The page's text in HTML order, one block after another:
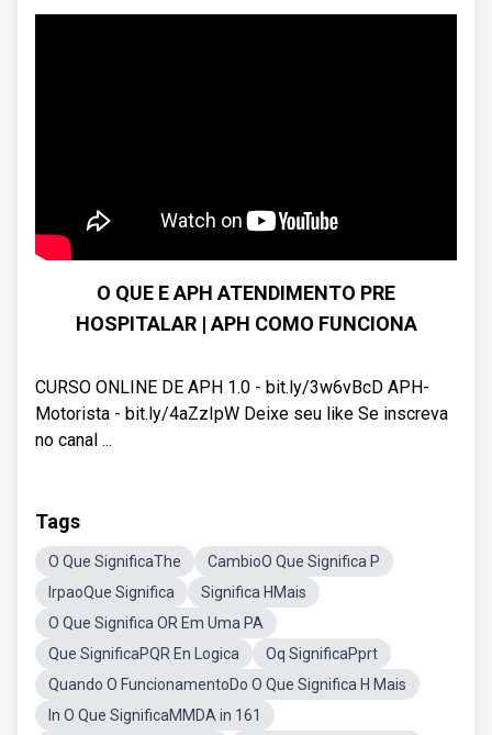
O QUE E APH ATENDIMENTO PRE
HOSPITALAR | APH COMO FUNCIONA
CURSO ONLINE DE APH 1.0 - bit.ly/3w6vBcD APH-
Motorista - bit.ly/4aZzIpW Deixe seu like Se inscreva
no canal ...
Tags
O Que SignificaThe
CambioO Que Significa P
IrpaoQue Significa
Significa HMais
O Que Significa OR Em Uma PA
Que SignificaPQR En Logica
Oq SignificaPprt
Quando O FuncionamentoDo O Que Significa H Mais
In O Que SignificaMMDA in 161